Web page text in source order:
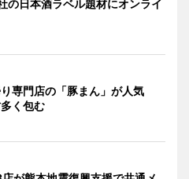
の日本酒ラベル題材にオンライ
専門店の「豚まん」が人気
く包む